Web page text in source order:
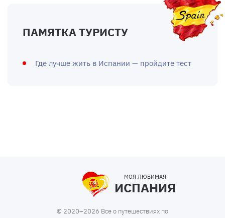
ПАМЯТКА ТУРИСТУ
Где лучше жить в Испании — пройдите тест
МОЯ ЛЮБИМАЯ
ИСПАНИЯ
© 2020–2026 Все о путешествиях по